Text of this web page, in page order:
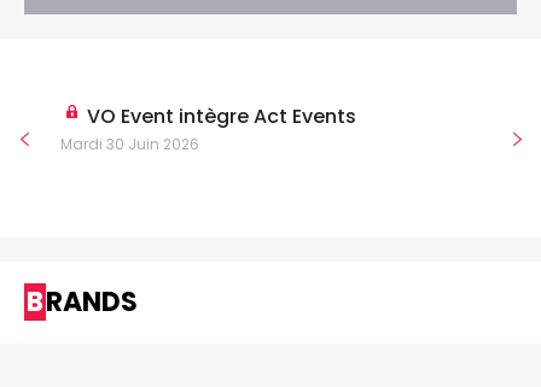
VO Event intègre Act Events
Mardi 30 Juin 2026
BRANDS